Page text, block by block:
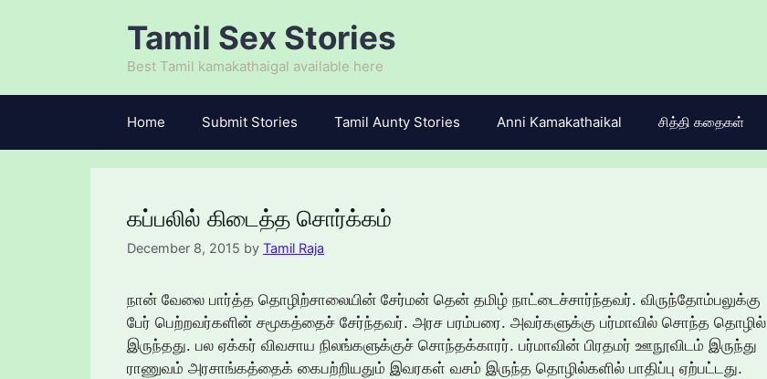
Tamil Sex Stories
Best Tamil kamakathaigal available here
Home Submit Stories Tamil Aunty Stories Anni Kamakathaikal சித்தி கதைகள்
கப்பலில் கிடைத்த சொர்க்கம்
December 8, 2015 by Tamil Raja
நான் வேலை பார்த்த தொழிற்சாலையின் சேர்மன் தென் தமிழ் நாட்டைச்சார்ந்தவர். விருந்தோம்பலுக்கு
பேர் பெற்றவர்களின் சமூகத்தைச் சேர்ந்தவர். அரச பரம்பரை. அவர்களுக்கு பர்மாவில் சொந்த தொழில்
இருந்தது. பல ஏக்கர் விவசாய நிலங்களுக்குச் சொந்தக்காரர். பர்மாவின் பிரதமர் ஊநூவிடம் இருந்து
ராணுவம் அரசாங்கத்தைக் கைபற்றியதும் இவரகள் வசம் இருந்த தொழில்களில் பாதிப்பு ஏற்பட்டது.